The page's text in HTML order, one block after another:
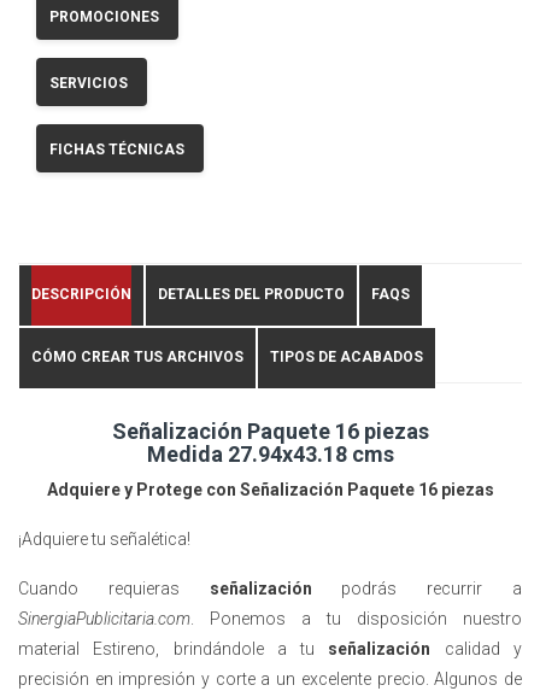
PROMOCIONES
SERVICIOS
FICHAS TÉCNICAS
DESCRIPCIÓN DETALLES DEL PRODUCTO FAQS
CÓMO CREAR TUS ARCHIVOS TIPOS DE ACABADOS
Señalización Paquete 16 piezas
Medida 27.94x43.18 cms
Adquiere y Protege con Señalización Paquete 16 piezas
¡Adquiere tu señalética!
Cuando requieras señalización podrás recurrir a
SinergiaPublicitaria.com . Ponemos a tu disposición nuestro
material Estireno, brindándole a tu señalización calidad y
precisión en impresión y corte a un excelente precio. Algunos de